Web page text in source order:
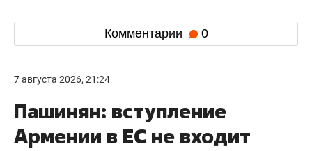
Комментарии 0
7 августа 2026, 21:24
Пашинян: вступление
Армении в ЕС не входит